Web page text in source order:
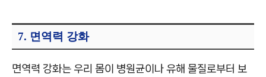
7. 면역력 강화
면역력 강화는 우리 몸이 병원균이나 유해 물질로부터 보